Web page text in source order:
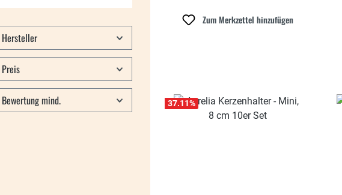
Hersteller
Preis
Bewertung mind.
Zum Merkzettel hinzufügen
37.11%